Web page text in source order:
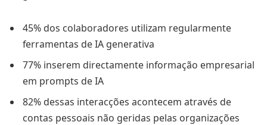
45% dos colaboradores utilizam regularmente
ferramentas de IA generativa
77% inserem directamente informação empresarial
em prompts de IA
82% dessas interacções acontecem através de
contas pessoais não geridas pelas organizações